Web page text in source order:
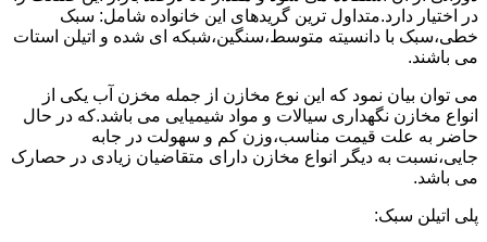
در اختیار دارد.متداول ترین گریدهای این خانواده شامل: سبک
خطی،سبک با دانسیته متوسط،سنگین،شبکه ای شده و اتیلن استات
می باشند.
می توان بیان نمود که این نوع مخازن از جمله مخزن آب یکی از
انواع مخازن نگهداری سیالات و مواد شیمیایی می باشد.که در حال
حاضر به علت قیمت مناسب،وزن کم و سهولت در جابه
جایی،نسبت به دیگر انواع مخازن دارای متقاضیان زیادی در حصارک
می باشد.
پلی اتیلن سبک: